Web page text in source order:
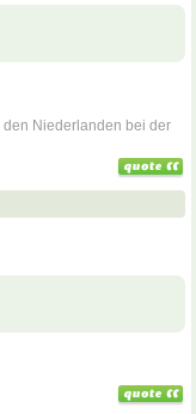
den Niederlanden bei der